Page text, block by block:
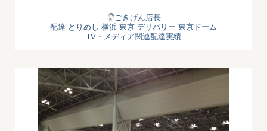
ごきげん店長
配達 とりめし 横浜 東京 デリバリー 東京ドーム
TV・メディア関連配達実績